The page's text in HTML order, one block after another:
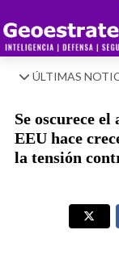
ÚLTIMAS
Se oscurece
EEU hace
la tensión